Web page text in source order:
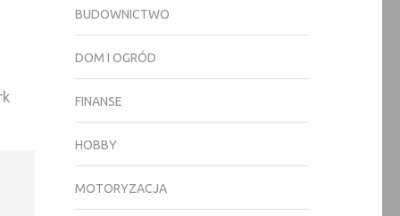
BUDOWNICTWO
DOM I OGRÓD
FINANSE
HOBBY
MOTORYZACJA